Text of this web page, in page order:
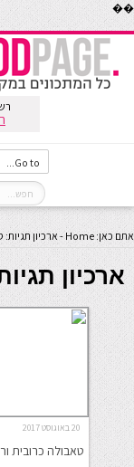
��
אתם כאן: Home
-ארכיון
ארכיון
20 באוגוסט 2017
טאבולה כרובית